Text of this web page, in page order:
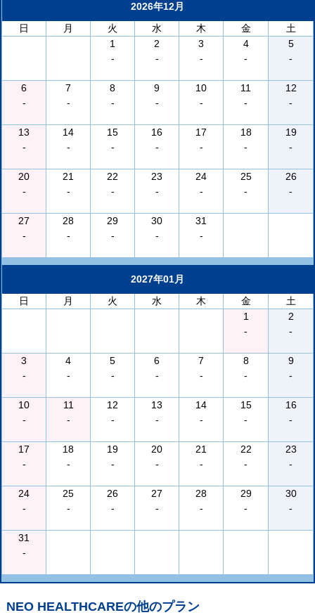
2026年12月
日
月 火 水 木 金
土
1
-
2
-
3
-
4
-
5
-
6
-
7
-
8
-
9
-
10
-
11
-
12
-
13
-
14
-
15
-
16
-
17
-
18
-
19
-
20
-
21
-
22
-
23
-
24
-
25
-
26
-
27
-
28
-
29
-
30
-
31
-
2027年01月
日
月 火 水 木 金
土
1
-
2
-
3
-
4
-
5
-
6
-
7
-
8
-
9
-
10
-
11
-
12
-
13
-
14
-
15
-
16
-
17
-
18
-
19
-
20
-
21
-
22
-
23
-
24
-
25
-
26
-
27
-
28
-
29
-
30
-
31
-
NEO HEALTHCAREの他のプラン